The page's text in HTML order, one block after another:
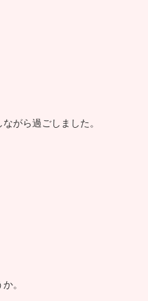
がら過ごしました。
。